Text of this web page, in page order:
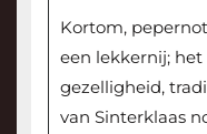
Kortom,
een lekkernij; het
gezelligheid,
van Sinterklaas